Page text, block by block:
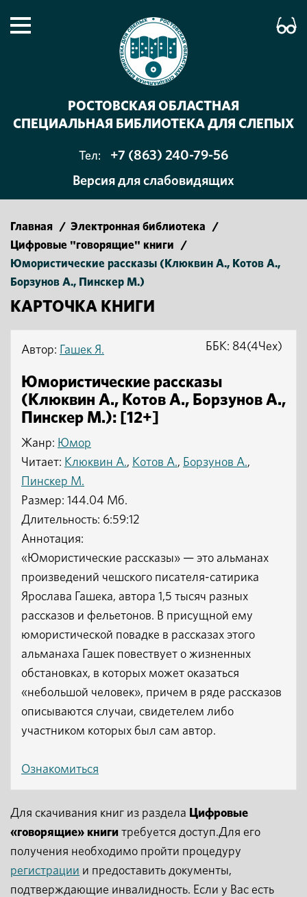
РОСТОВСКАЯ ОБЛАСТНАЯ
СПЕЦИАЛЬНАЯ БИБЛИОТЕКА ДЛЯ СЛЕПЫХ
Тел:
+7 (863) 240-79-56
Версия для слабовидящих
Главная / Электронная библиотека
/
Цифровые "говорящие" книги
/
Юмористические рассказы (Клюквин А., Котов А.,
Борзунов А., Пинскер М.)
КАРТОЧКА КНИГИ
Автор: Гашек Я.
Юмористические рассказы
(Клюквин А., Котов А., Борзунов А.,
Пинскер М.): [12+]
Жанр: Юмор
Читает: Клюквин А., Котов А., Борзунов А.,
Пинскер М.
ББК: 84(4Чех)
Размер: 144.04 Мб.
Длительность: 6:59:12
Аннотация:
«Юмористические рассказы» — это альманах
произведений чешского писателя-сатирика
Ярослава Гашека, автора 1,5 тысяч разных
рассказов и фельетонов. В присущной ему
юмористической повадке в рассказах этого
альманаха Гашек повествует о жизненных
обстановках, в которых может оказаться
«небольшой человек», причем в ряде рассказов
описываются случаи, свидетелем либо
участником которых был сам автор.
Ознакомиться
Для скачивания книг из раздела Цифровые
«говорящие» книги требуется доступ.Для его
получения необходимо пройти процедуру
регистрации и предоставить документы,
подтверждающие инвалидность. Если у Вас есть